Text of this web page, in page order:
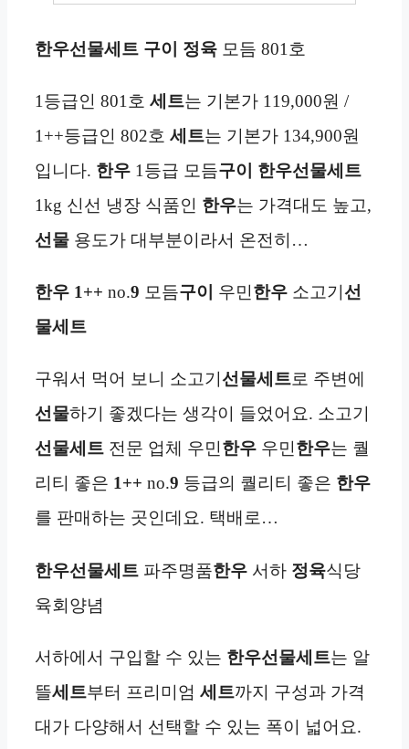
한우선물세트 구이 정육 모듬 801호
1등급인 801호 세트는 기본가 119,000원 /
1++등급인 802호 세트는 기본가 134,900원
입니다. 한우 1등급 모듬구이
한우선물세트
1kg 신선 냉장 식품인 한우는 가격대도 높고,
선물 용도가 대부분이라서 온전히…
한우 1++ no.9 모듬구이 우민한우 소고기 선
물세트
구워서 먹어 보니 소고기 선물세트로 주변에
선물하기 좋겠다는 생각이 들었어요. 소고기
선물세트 전문 업체 우민한우 우민한우는 퀄
리티 좋은 1++ no.9 등급의 퀄리티 좋은 한우
를 판매하는 곳인데요. 택배로…
한우선물세트 파주명품한우 서하 정육식당
육회양념
서하에서 구입할 수 있는 한우선물세트는 알
뜰세트부터 프리미엄 세트까지 구성과 가격
대가 다양해서 선택할 수 있는 폭이 넓어요.